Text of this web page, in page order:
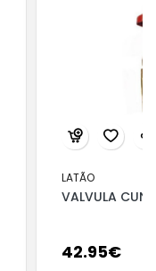
LATÃO
VALVULA
42.95€